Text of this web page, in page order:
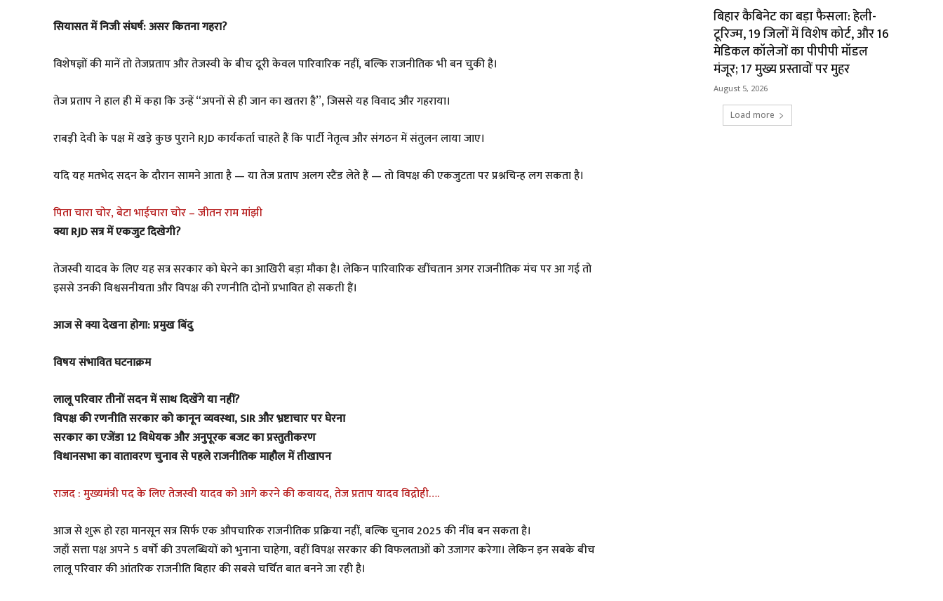
सियासत में निजी संघर्ष: असर कितना गहरा?
विशेषज्ञों की मानें तो तेजप्रताप और तेजस्वी के बीच दूरी केवल पारिवारिक नहीं, बल्कि राजनीतिक भी बन चुकी है।
तेज प्रताप ने हाल ही में कहा कि उन्हें “अपनों से ही जान का खतरा है”, जिससे यह विवाद और गहराया।
राबड़ी देवी के पक्ष में खड़े कुछ पुराने RJD कार्यकर्ता चाहते हैं कि पार्टी नेतृत्व और संगठन में संतुलन लाया जाए।
यदि यह मतभेद सदन के दौरान सामने आता है — या तेज प्रताप अलग स्टैंड लेते हैं — तो विपक्ष की एकजुटता पर प्रश्नचिन्ह लग सकता है।
पिता चारा चोर, बेटा भाईचारा चोर – जीतन राम मांझी
क्या RJD सत्र में एकजुट दिखेगी?
तेजस्वी यादव के लिए यह सत्र सरकार को घेरने का आखिरी बड़ा मौका है। लेकिन पारिवारिक खींचतान अगर राजनीतिक मंच पर आ गई तो
इससे उनकी विश्वसनीयता और विपक्ष की रणनीति दोनों प्रभावित हो सकती हैं।
आज से क्या देखना होगा: प्रमुख बिंदु
विषय संभावित घटनाक्रम
लालू परिवार तीनों सदन में साथ दिखेंगे या नहीं?
विपक्ष की रणनीति सरकार को कानून व्यवस्था, SIR और भ्रष्टाचार पर घेरना
सरकार का एजेंडा 12 विधेयक और अनुपूरक बजट का प्रस्तुतीकरण
विधानसभा का वातावरण चुनाव से पहले राजनीतिक माहौल में तीखापन
राजद : मुख्यमंत्री पद के लिए तेजस्वी यादव को आगे करने की कवायद, तेज प्रताप यादव विद्रोही….
आज से शुरू हो रहा मानसून सत्र सिर्फ एक औपचारिक राजनीतिक प्रक्रिया नहीं, बल्कि चुनाव 2025 की नींव बन सकता है।
जहाँ सत्ता पक्ष अपने 5 वर्षों की उपलब्धियों को भुनाना चाहेगा, वहीं विपक्ष सरकार की विफलताओं को उजागर करेगा। लेकिन इन सबके बीच
लालू परिवार की आंतरिक राजनीति बिहार की सबसे चर्चित बात बनने जा रही है।
बिहार कैबिनेट का बड़ा फैसला: हेली-
टूरिज्म, 19 जिलों में विशेष कोर्ट, और 16
मेडिकल कॉलेजों का पीपीपी मॉडल
मंजूर; 17 मुख्य प्रस्तावों पर मुहर
August 5, 2026
Load more